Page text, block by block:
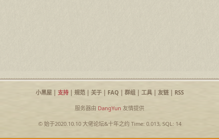
小黑屋| 支持| 规范| 关于| FAQ| 群组| 工具| 友链| RSS
服务器由 DangYun 友情提供
© 始于2020.10.10 大佬论坛&十年之约Time: 0.013, SQL: 14